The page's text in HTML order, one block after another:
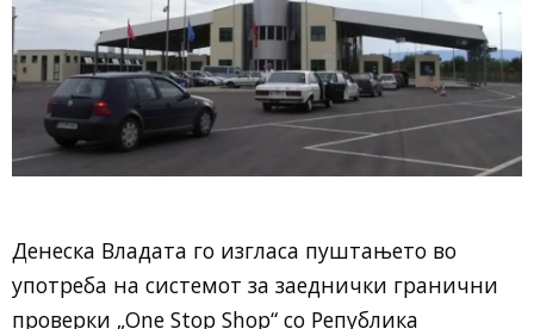
Денеска Владата го изгласа пуштањето во
употреба на системот за заеднички гранични
проверки „One Stop Shop“ со Република